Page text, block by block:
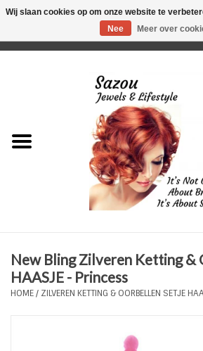
Just for Him
Plus Size Sieraden
New Bling Zilveren Ketting &
HAASJE - Princess
HOME/ ZILVEREN KETTING & OORBELLEN SETJE
Wij slaan cookies op om onze website te
Nee
Meer over